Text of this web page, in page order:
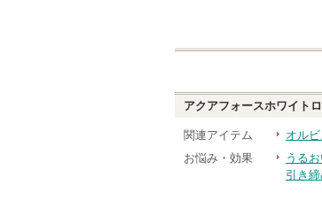
アクアフォースホワイト
関連アイテム オル
お悩み・効果
うる
引き締